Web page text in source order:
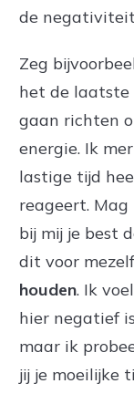
de
Zeg
het de laatste
gaan richten
energie. Ik
lastige tijd
reageert. Mag
bij mij je best
dit voor
houden. Ik
hier negatief
maar ik
jij je moeilijke